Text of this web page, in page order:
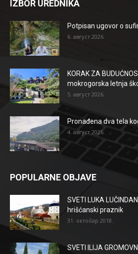
IZBOR UREDNIKA
Potpisan ugovor o
6. август 2026.
KORAK ZA
mokrogorska letnja
5. август 2026.
Pronađena dva tela
4. август 2026.
POPULARNE OBJAVE
SVETI LUKA
hrišćanski praznik
31. октобар 2018.
SVETI ILIJA